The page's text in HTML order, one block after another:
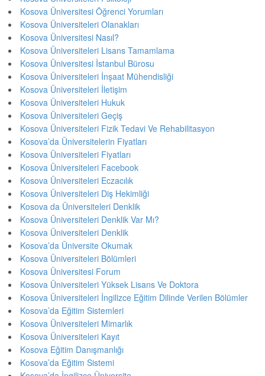
Kosova Üniversitesi Öğrenci Yorumları
Kosova Üniversiteleri Olanakları
Kosova Üniversitesi Nasıl?
Kosova Üniversiteleri Lisans Tamamlama
Kosova Üniversitesi İstanbul Bürosu
Kosova Üniversiteleri İnşaat Mühendisliği
Kosova Üniversiteleri İletişim
Kosova Üniversiteleri Hukuk
Kosova Üniversiteleri Geçiş
Kosova Üniversiteleri Fizik Tedavi Ve Rehabilitasyon
Kosova’da Üniversitelerin Fiyatları
Kosova Üniversiteleri Fiyatları
Kosova Üniversiteleri Facebook
Kosova Üniversiteleri Eczacılık
Kosova Üniversiteleri Diş Hekimliği
Kosova da Üniversiteleri Denklik
Kosova Üniversiteleri Denklik Var Mı?
Kosova Üniversiteleri Denklik
Kosova’da Üniversite Okumak
Kosova Üniversiteleri Bölümleri
Kosova Üniversitesi Forum
Kosova Üniversiteleri Yüksek Lisans Ve Doktora
Kosova Üniversiteleri İngilizce Eğitim Dilinde Verilen Bölümler
Kosova’da Eğitim Sistemleri
Kosova Üniversiteleri Mimarlık
Kosova Üniversiteleri Kayıt
Kosova Eğitim Danışmanlığı
Kosova’da Eğitim Sistemi